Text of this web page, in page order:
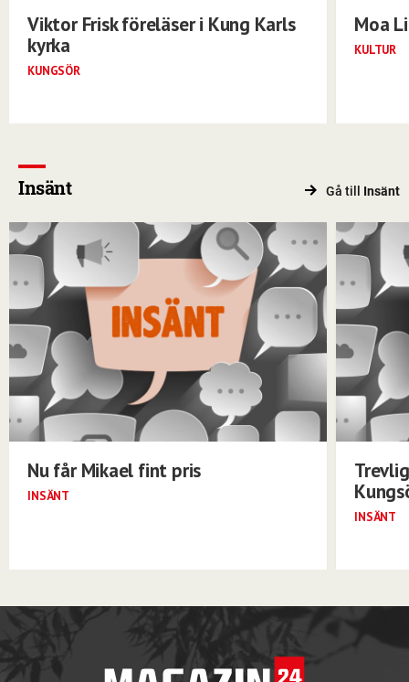
Viktor Frisk föreläser i Kung Karls
kyrka
KUNGSÖR
Moa
KULTUR
Insänt Gå till Insänt
Nu får Mikael fint pris
INSÄNT
INSÄNT